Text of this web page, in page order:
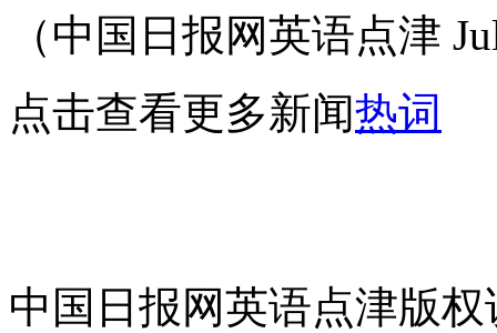
（中国日报网英语点津
点击查看更多新闻热词
中国日报网英语点津版